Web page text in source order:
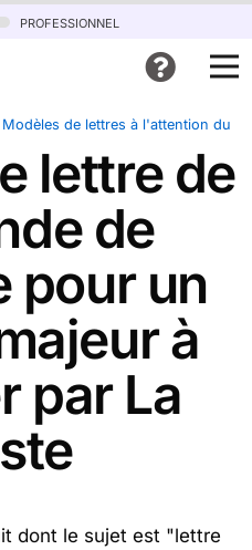
professionnel
Modèles de lettres à l'attention du
lettre de
de
pour un
à
par La
dont le sujet est "lettre